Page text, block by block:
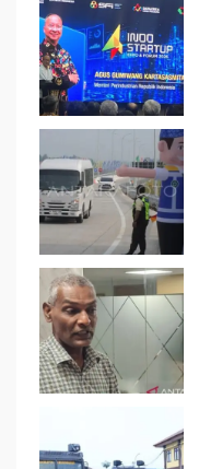
1
3